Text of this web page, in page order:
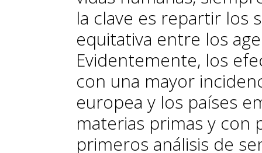
la clave es repartir los
equitativa entre los
Evidentemente, los
con una mayor
europea y los países
materias primas y con
primeros análisis de